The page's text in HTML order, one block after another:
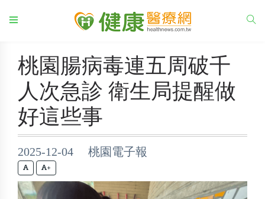
桃園腸病毒連五周破千
人次急診 衛生局提醒做
好這些事
2025-12-04 桃園電子報
+